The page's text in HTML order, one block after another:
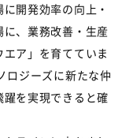
開発効率の向上・
、業務改善・生産
ア」を育てていま
ロジーズに新たな仲
を実現できると確